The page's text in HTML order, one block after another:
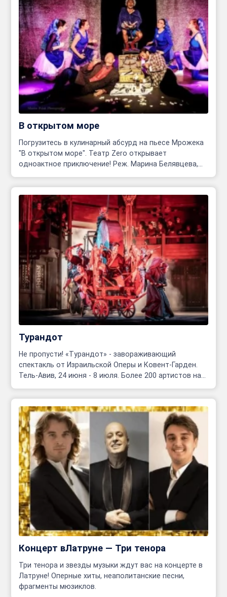
В открытом море
Погрузитесь в кулинарный абсурд на пьесе Мрожека
"В открытом море". Театр Zero открывает
одноактное приключение! Реж. Марина Белявцева,
Турандот
Не пропусти! «Турандот» - завораживающий
спектакль от Израильской Оперы и Ковент-Гарден.
Тель-Авив, 24 июня - 8 июля. Более 200 артистов на
Концерт вЛатруне — Три тенора
Три тенора и звезды музыки ждут вас на концерте в
Латруне! Оперные хиты, неаполитанские песни,
фрагменты мюзиклов.